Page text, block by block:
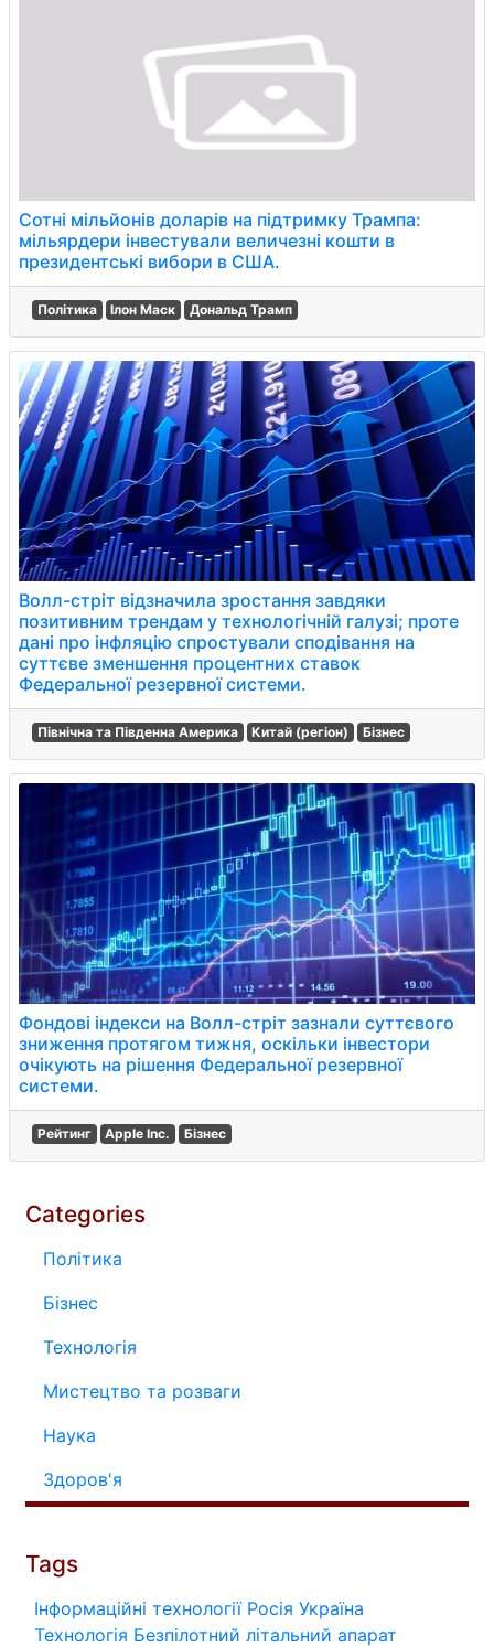
Сотні мільйонів доларів на підтримку Трампа:
мільярдери інвестували величезні кошти в
президентські вибори в США.
Політика Ілон Маск Дональд Трамп
Волл-стріт відзначила зростання завдяки
позитивним трендам у технологічній галузі; проте
дані про інфляцію спростували сподівання на
суттєве зменшення процентних ставок
Федеральної резервної системи.
Північна та Південна Америка Китай (регіон) Бізнес
Фондові індекси на Волл-стріт зазнали суттєвого
зниження протягом тижня, оскільки інвестори
очікують на рішення Федеральної резервної
системи.
Рейтинг Apple Inc. Бізнес
Categories
Політика
Бізнес
Технологія
Мистецтво та розваги
Наука
Здоров'я
Tags
Інформаційні технології Росія Україна
Технологія Безпілотний літальний апарат